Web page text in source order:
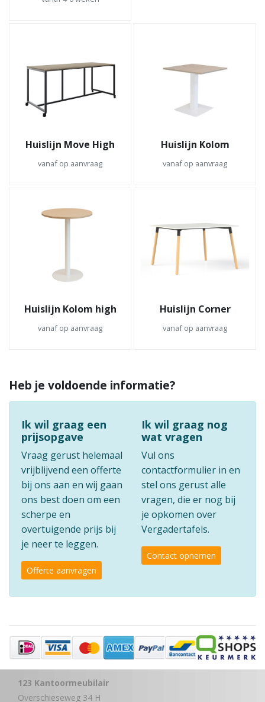
Huislijn Move High
vanaf op aanvraag
Huislijn Kolom
vanaf op aanvraag
Huislijn Kolom high
vanaf op aanvraag
Huislijn Corner
vanaf op aanvraag
Heb je voldoende informatie?
Ik wil graag een
prijsopgave
Vraag gerust helemaal
vrijblijvend een offerte
bij ons aan en wij gaan
ons best doen om een
scherpe en
overtuigende prijs bij
je neer te leggen.
Offerte aanvragen
Ik wil graag nog
wat vragen
Vul ons
contactformulier in en
stel ons gerust alle
vragen, die er nog bij
je opkomen over
Vergadertafels.
Contact opnemen
123 Kantoormeubilair
Overschieseweg 34 H